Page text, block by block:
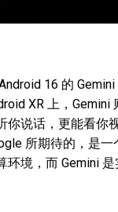
16 的 Gemini
XR 上，Gemini
你说话，更能看你
所期待的，是一
环境，而 Gemini 是